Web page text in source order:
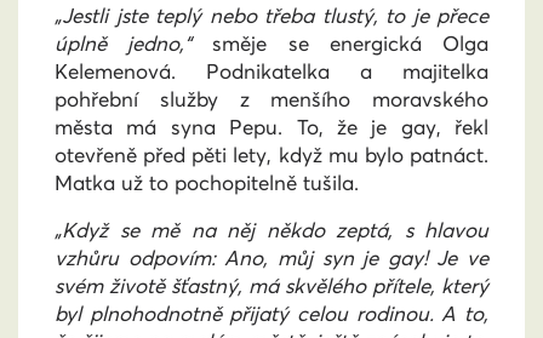
„Jestli jste teplý nebo třeba tlustý, to je přece
úplně jedno,“směje se energická Olga
Kelemenová. Podnikatelka a majitelka
pohřební služby z menšího moravského
města má syna Pepu. To, že je gay, řekl
otevřeně před pěti lety, když mu bylo patnáct.
Matka už to pochopitelně tušila.
„Když se mě na něj někdo zeptá, s hlavou
vzhůru odpovím: Ano, můj syn je gay! Je ve
svém životě šťastný, má skvělého přítele, který
byl plnohodnotně přijatý celou rodinou. A to,